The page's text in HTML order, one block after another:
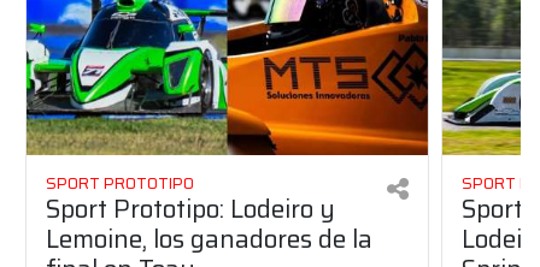
SPORT PROTOTIPO
Sport Prototipo: Lodeiro y
Lemoine, los ganadores de la
SPORT
Sport